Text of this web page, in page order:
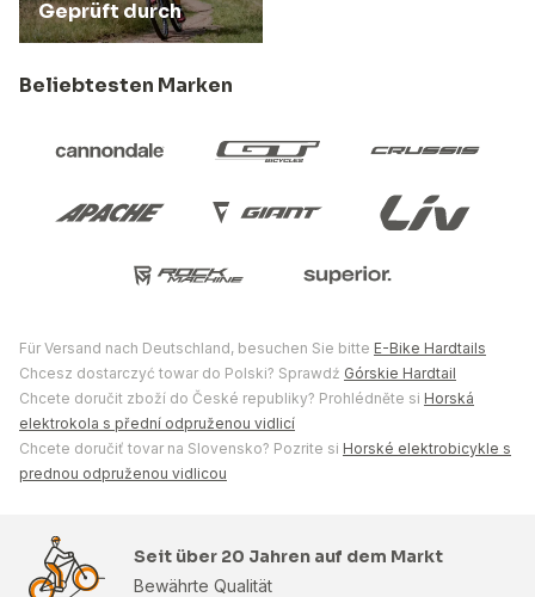
Geprüft durch
Beliebtesten Marken
Für Versand nach Deutschland, besuchen Sie bitte E-Bike Hardtails
Chcesz dostarczyć towar do Polski? Sprawdź Górskie Hardtail
Chcete doručit zboží do České republiky? Prohlédněte si Horská
elektrokola s přední odpruženou vidlicí
Chcete doručiť tovar na Slovensko? Pozrite si Horské elektrobicykle s
prednou odpruženou vidlicou
Seit über 20 Jahren auf dem Markt
Bewährte Qualität